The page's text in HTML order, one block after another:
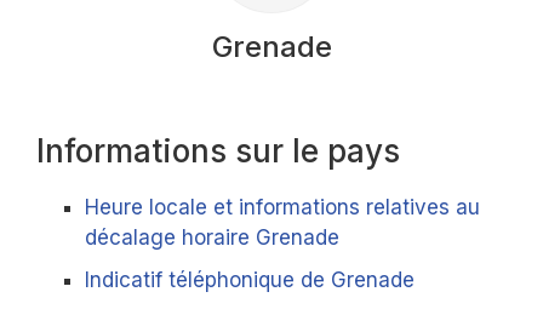
Grenade
Informations sur le pays
Heure locale et informations relatives au
décalage horaire Grenade
Indicatif téléphonique de Grenade